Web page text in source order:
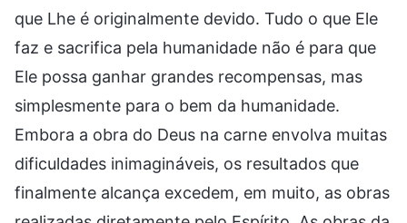
que Lhe é originalmente devido. Tudo o que Ele
faz e sacrifica pela humanidade não é para que
Ele possa ganhar grandes recompensas, mas
simplesmente para o bem da humanidade.
Embora a obra do Deus na carne envolva muitas
dificuldades inimagináveis, os resultados que
finalmente alcança excedem, em muito, as obras